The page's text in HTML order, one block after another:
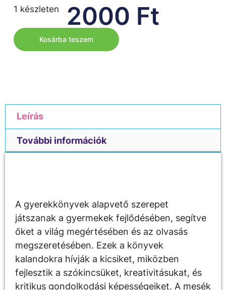
2000 Ft
1 készleten
Kosárba teszem
Leírás
További információk
A gyerekkönyvek alapvető szerepet
játszanak a gyermekek fejlődésében, segítve
őket a világ megértésében és az olvasás
megszeretésében. Ezek a könyvek
kalandokra hívják a kicsiket, miközben
fejlesztik a szókincsüket, kreativitásukat, és
kritikus gondolkodási képességeiket. A mesék